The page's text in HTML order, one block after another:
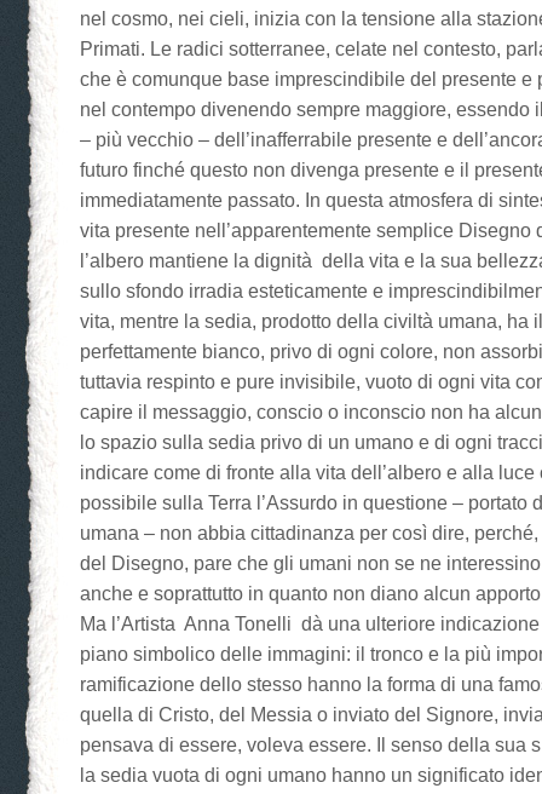
nel cosmo, nei cieli, inizia con la tensione alla
Primati. Le radici sotterranee, celate nel contesto,
che è comunque base imprescindibile del presente e
nel contempo divenendo sempre maggiore, essendo
– più vecchio – dell’inafferrabile presente e
futuro finché questo non divenga presente e il
immediatamente passato. In questa atmosfera di
vita presente nell’apparentemente semplice Disegno
l’albero mantiene la dignità della vita e la sua
sullo sfondo irradia esteticamente e
vita, mentre la sedia, prodotto della civiltà umana, ha
perfettamente bianco, privo di ogni colore, non
tuttavia respinto e pure invisibile, vuoto di ogni vita
capire il messaggio, conscio o inconscio non ha
lo spazio sulla sedia privo di un umano e di ogni
indicare come di fronte alla vita dell’albero e alla luce
possibile sulla Terra l’Assurdo in questione – portato
umana – non abbia cittadinanza per così dire,
del Disegno, pare che gli umani non se ne
anche e soprattutto in quanto non diano alcun
Ma l’Artista Anna Tonelli dà una ulteriore
piano simbolico delle immagini: il tronco e la più
ramificazione dello stesso hanno la forma di una
quella di Cristo, del Messia o inviato del Signore,
pensava di essere, voleva essere. Il senso della sua
la sedia vuota di ogni umano hanno un significato